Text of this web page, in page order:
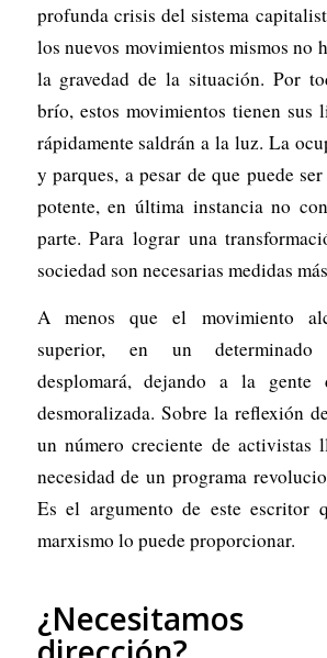
profunda crisis del sistema
los nuevos movimientos mismos no
la gravedad de la situación. Por
brío, estos movimientos tienen sus
rápidamente saldrán a la luz. La
y parques, a pesar de que puede
potente, en última instancia no
parte. Para lograr una
sociedad son necesarias medidas
A menos que el movimiento
superior, en un determinado
desplomará, dejando a la gente
desmoralizada. Sobre la reflexión
un número creciente de activistas
necesidad de un programa
Es el argumento de este escritor
marxismo lo puede proporcionar.